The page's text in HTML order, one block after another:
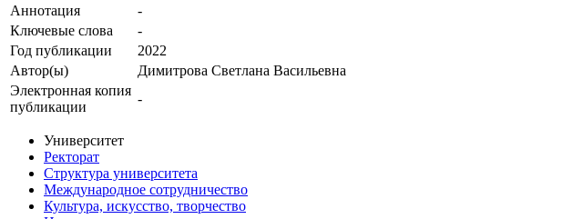
Аннотация
-
Ключевые cлова
-
Год публикации
2022
Автор(ы)
Димитрова Светлана Васильевна
Электронная копия
публикации
-
Университет
Ректорат
Структура университета
Международное сотрудничество
Культура, искусство, творчество